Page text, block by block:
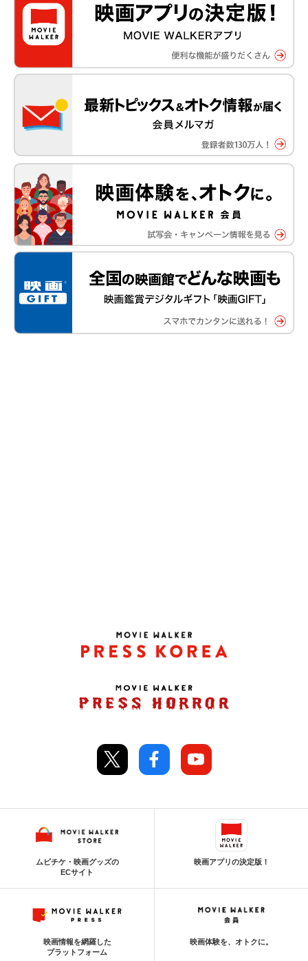
ムビチケ・映画グッズの
ECサイト
映画アプリの決定版！
映画情報を網羅した
プラットフォーム
映画体験を、オトクに。